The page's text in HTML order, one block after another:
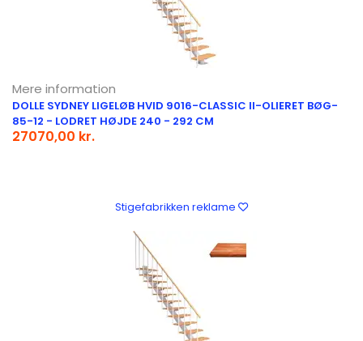
Mere information
DOLLE SYDNEY LIGELØB HVID 9016-CLASSIC II-OLIERET BØG-
85-12 - LODRET HØJDE 240 - 292 CM
27070,00 kr.
Stigefabrikken reklame